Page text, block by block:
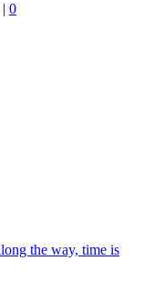
| 0